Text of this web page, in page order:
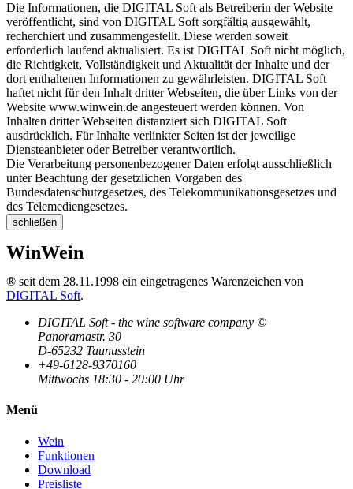
Die Informationen, die DIGITAL Soft als Betreiberin der Website
veröffentlicht, sind von DIGITAL Soft sorgfältig ausgewählt,
recherchiert und zusammengestellt. Diese werden soweit
erforderlich laufend aktualisiert. Es ist DIGITAL Soft nicht möglich,
die Richtigkeit, Vollständigkeit und Aktualität der Inhalte und der
dort enthaltenen Informationen zu gewährleisten. DIGITAL Soft
haftet nicht für den Inhalt dritter Webseiten, die über Links von der
Website www.winwein.de angesteuert werden können. Von
Inhalten dritter Webseiten distanziert sich DIGITAL Soft
ausdrücklich. Für Inhalte verlinkter Seiten ist der jeweilige
Diensteanbieter oder Betreiber verantwortlich.
Die Verarbeitung personenbezogener Daten erfolgt ausschließlich
unter Beachtung der gesetzlichen Vorgaben des
Bundesdatenschutzgesetzes, des Telekommunikationsgesetzes und
des Telemediengesetzes.
schließen
WinWein
® seit dem 28.11.1998 ein eingetragenes Warenzeichen von
DIGITAL Soft.
DIGITAL Soft - the wine software company ©
Panoramastr. 30
D-65232 Taunusstein
+49-6128-9370160
Mittwochs 18:30 - 20:00 Uhr
Menü
Wein
Funktionen
Download
Preisliste